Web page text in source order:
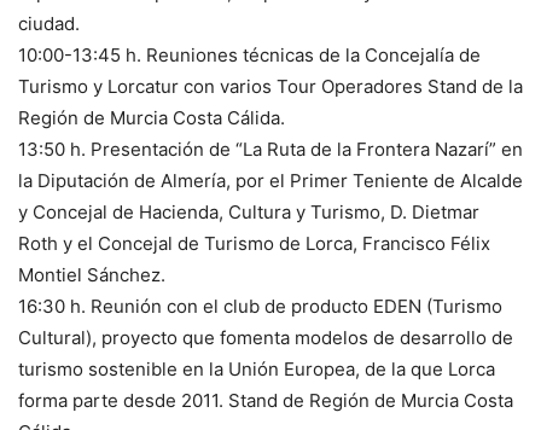
ciudad.
10:00-13:45 h. Reuniones técnicas de la Concejalía de
Turismo y Lorcatur con varios Tour Operadores Stand de la
Región de Murcia Costa Cálida.
13:50 h. Presentación de “La Ruta de la Frontera Nazarí” en
la Diputación de Almería, por el Primer Teniente de Alcalde
y Concejal de Hacienda, Cultura y Turismo, D. Dietmar
Roth y el Concejal de Turismo de Lorca, Francisco Félix
Montiel Sánchez.
16:30 h. Reunión con el club de producto EDEN (Turismo
Cultural), proyecto que fomenta modelos de desarrollo de
turismo sostenible en la Unión Europea, de la que Lorca
forma parte desde 2011. Stand de Región de Murcia Costa